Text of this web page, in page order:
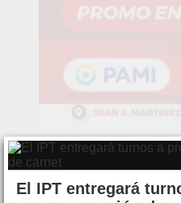
El IPT entregará